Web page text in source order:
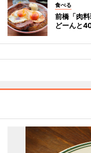
食べる
前橋「肉
どーんと